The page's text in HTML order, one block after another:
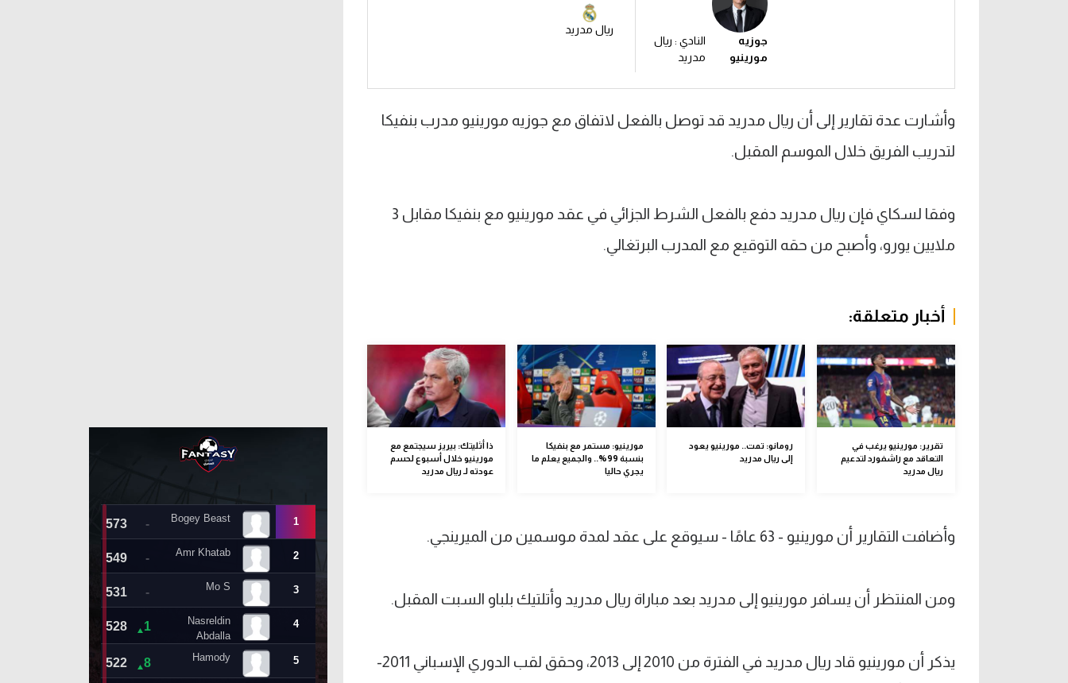
جوزيه
مورينيو
النادي : ريال
مدريد
ريال مدريد
وأشارت عدة تقارير إلى أن ريال مدريد قد توصل بالفعل لاتفاق مع جوزيه مورينيو مدرب بنفيكا
لتدريب الفريق خلال الموسم المقبل.
وفقا لسكاي فإن ريال مدريد دفع بالفعل الشرط الجزائي في عقد مورينيو مع بنفيكا مقابل 3
ملايين يورو، وأصبح من حقه التوقيع مع المدرب البرتغالي.
أخبار متعلقة:
تقرير: مورينيو يرغب في
التعاقد مع راشفورد لتدعيم
ريال مدريد
رومانو: تمت.. مورينيو يعود
إلى ريال مدريد
مورينيو: مستمر مع بنفيكا
بنسبة 99%.. والجميع يعلم ما
يجري حاليا
ذا أثليتك: بيريز سيجتمع مع
مورينيو خلال أسبوع لحسم
عودته لـ ريال مدريد
وأضافت التقارير أن مورينيو - 63 عامًا - سيوقع على عقد لمدة موسمين من الميرينجي.
ومن المنتظر أن يسافر مورينيو إلى مدريد بعد مباراة ريال مدريد وأتلتيك بلباو السبت المقبل.
يذكر أن مورينيو قاد ريال مدريد في الفترة من 2010 إلى 2013، وحقق لقب الدوري الإسباني 2011-